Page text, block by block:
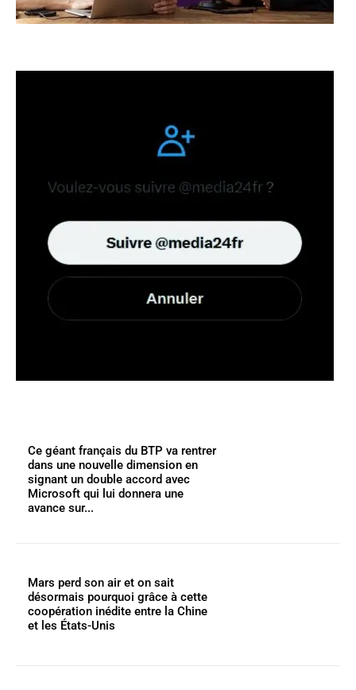
Ce géant français du BTP va rentrer
dans une nouvelle dimension en
signant un double accord avec
Microsoft qui lui donnera une
avance sur...
Mars perd son air et on sait
désormais pourquoi grâce à cette
coopération inédite entre la Chine
et les États-Unis